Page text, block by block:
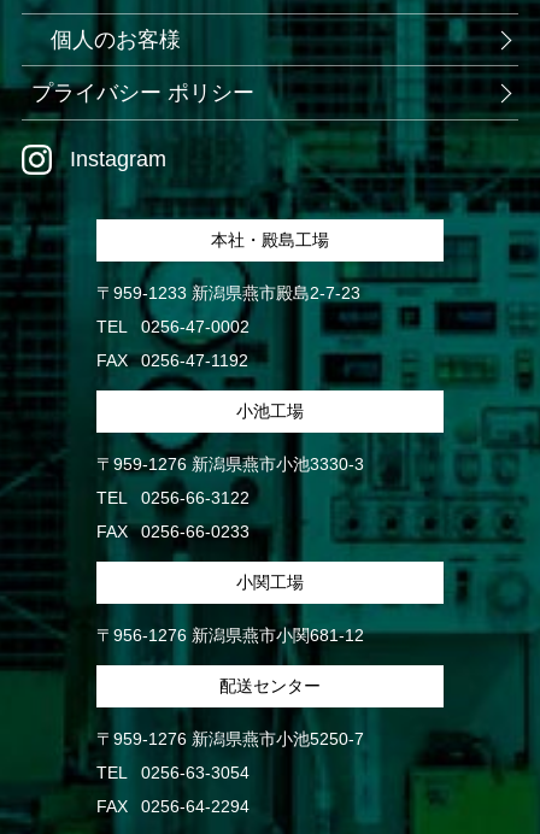
Instagram
個人のお客様
プライバシー ポリシー
本社・殿島工場
〒959-1233 新潟県燕市殿島2-7-23
TEL
0256-47-0002
FAX
0256-47-1192
小池工場
〒959-1276 新潟県燕市小池3330-3
TEL
0256-66-3122
FAX
0256-66-0233
小関工場
〒956-1276 新潟県燕市小関681-12
配送センター
〒959-1276 新潟県燕市小池5250-7
TEL
0256-63-3054
FAX
0256-64-2294